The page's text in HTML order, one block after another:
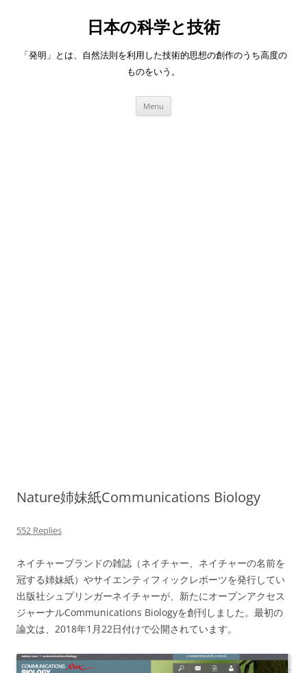
日本の科学と技術
「発明」とは、自然法則を利用した技術的思想の創作のうち高度の
ものをいう。
Menu
Nature姉妹紙Communications Biology
552 Replies
ネイチャーブランドの雑誌（ネイチャー、ネイチャーの名前を
冠する姉妹紙）やサイエンティフィックレポーツを発行してい
出版社シュプリンガーネイチャーが、新たにオープンアクセス
ジャーナルCommunications Biologyを創刊しました。最初の
論文は、2018年1月22日付けで公開されています。